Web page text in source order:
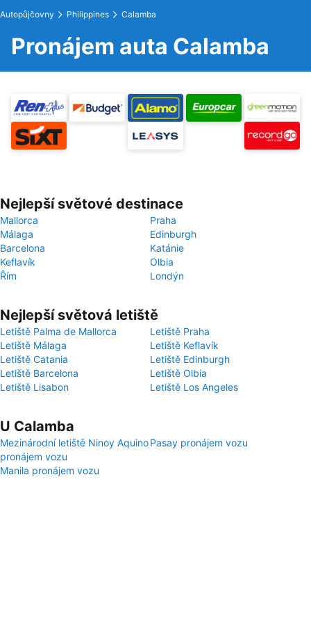
Autopůjčovny Philippines Calamba
Pronájem auta Calamba
Nejlepší světové destinace
Mallorca
Praha
Málaga
Edinburgh
Barcelona
Katánie
Keflavík
Olbia
Řím
Londýn
Nejlepší světová letiště
Letiště Palma de Mallorca
Letiště Praha
Letiště Málaga
Letiště Keflavík
Letiště Catania
Letiště Edinburgh
Letiště Barcelona
Letiště Olbia
Letiště Lisabon
Letiště Los Angeles
U Calamba
Mezinárodní letiště Ninoy Aquino
pronájem vozu
Pasay pronájem vozu
Manila pronájem vozu